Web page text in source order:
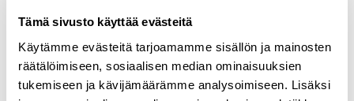
Tämä sivusto käyttää evästeitä
Käytämme evästeitä tarjoamamme sisällön ja mainosten
räätälöimiseen, sosiaalisen median ominaisuuksien
tukemiseen ja kävijämäärämme analysoimiseen. Lisäksi
maailmankaikkeutta kuin aavikon ja ikiroudan alle
hautautuneet muinaiset eläimet, taivaalla tuikkivat
tähdet ja maan uumenissa hioutuneet mineraalit.